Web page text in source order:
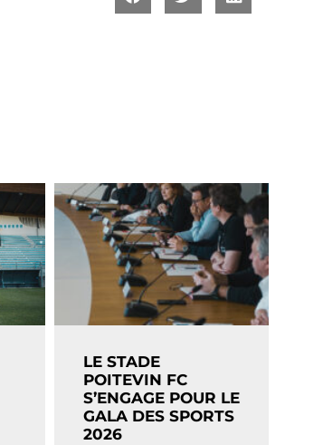
LE STADE
POITEVIN FC
S’ENGAGE POUR LE
GALA DES SPORTS
2026